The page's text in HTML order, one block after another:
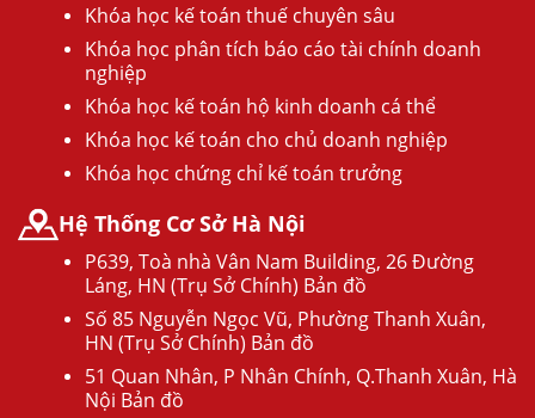
Khóa học kế toán thuế chuyên sâu
Khóa học phân tích báo cáo tài chính doanh
nghiệp
Khóa học kế toán hộ kinh doanh cá thể
Khóa học kế toán cho chủ doanh nghiệp
Khóa học chứng chỉ kế toán trưởng
Hệ Thống Cơ Sở Hà Nội
P639, Toà nhà Vân Nam Building, 26 Đường
Láng, HN (Trụ Sở Chính) Bản đồ
Số 85 Nguyễn Ngọc Vũ, Phường Thanh Xuân,
HN (Trụ Sở Chính) Bản đồ
51 Quan Nhân, P Nhân Chính, Q.Thanh Xuân, Hà
Nội Bản đồ